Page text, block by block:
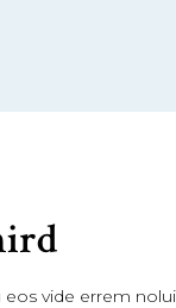
vide errem